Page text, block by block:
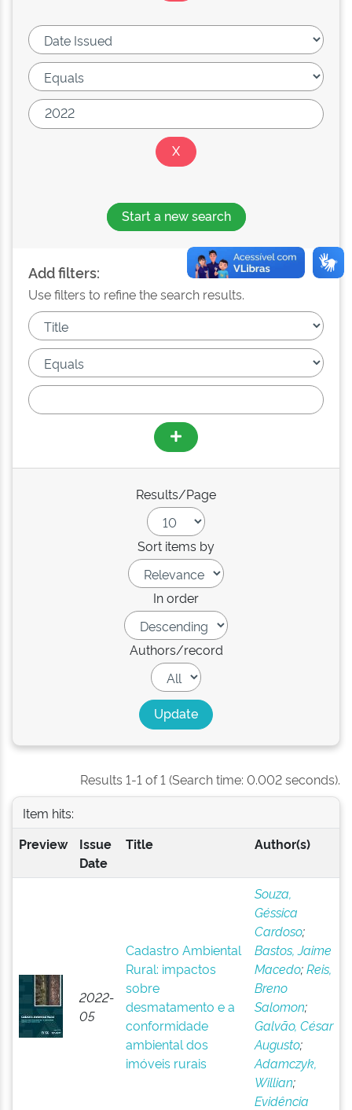
Start a new search
Add filters:
Use filters to refine the search results.
Results/Page
Sort items by
In order
Authors/record
Results 1-1 of 1 (Search time: 0.002 seconds).
Item hits:
Preview
Issue
Date
Title Author(s)
2022-
05
Cadastro Ambiental
Rural: impactos
sobre
desmatamento e a
conformidade
ambiental dos
imóveis rurais
Souza,
Géssica
Cardoso;
Bastos, Jaime
Macedo;Reis,
Breno
Salomon;
Galvão, César
Augusto;
Adamczyk,
Willian;
Evidência